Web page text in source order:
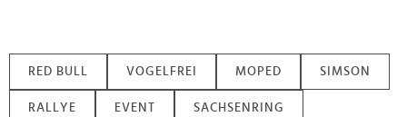
RED BULL VOGELFREI MOPED SIMSON
RALLYE EVENT SACHSENRING